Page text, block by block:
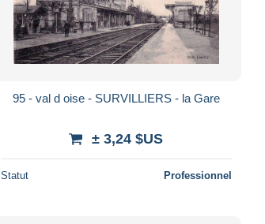
95 - val d oise - SURVILLIERS - la Gare
± 3,24 $US
Statut Professionnel